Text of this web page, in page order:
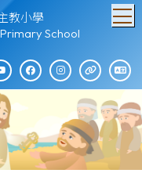
教小學
School